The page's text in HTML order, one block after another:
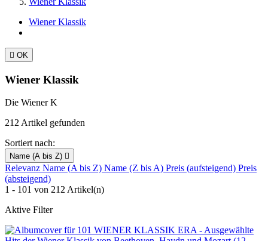
Wiener Klassik
 OK
Wiener Klassik
Die Wiener K
212 Artikel gefunden
Sortiert nach:
Name (A bis Z) 
Relevanz Name (A bis Z) Name (Z bis A) Preis (aufsteigend) Preis
(absteigend)
1 - 101 von 212 Artikel(n)
Aktive Filter